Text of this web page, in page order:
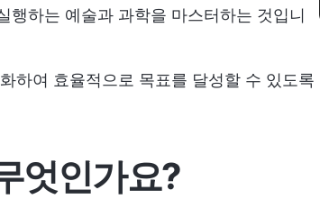
행하는 예술과 과학을 마스터하는 것입니
하여 효율적으로 목표를 달성할 수 있도록
엇인가요?